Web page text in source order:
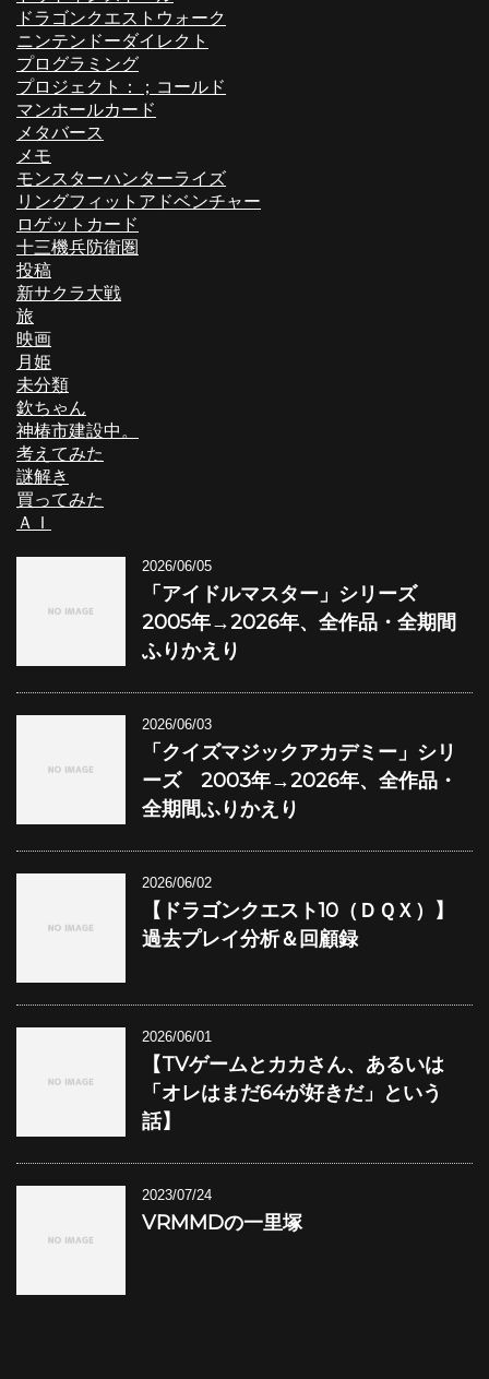
ドラゴンクエストウォーク
ニンテンドーダイレクト
プログラミング
プロジェクト：；コールド
マンホールカード
メタバース
メモ
モンスターハンターライズ
リングフィットアドベンチャー
ロゲットカード
十三機兵防衛圏
投稿
新サクラ大戦
旅
映画
月姫
未分類
欽ちゃん
神椿市建設中。
考えてみた
謎解き
買ってみた
ＡＩ
2026/06/05
「アイドルマスター」シリーズ
2005年→2026年、全作品・全期間
ふりかえり
2026/06/03
「クイズマジックアカデミー」シリ
ーズ 2003年→2026年、全作品・
全期間ふりかえり
2026/06/02
【ドラゴンクエスト10（ＤＱＸ）】
過去プレイ分析＆回顧録
2026/06/01
【TVゲームとカカさん、あるいは
「オレはまだ64が好きだ」という
話】
2023/07/24
VRMMDの一里塚